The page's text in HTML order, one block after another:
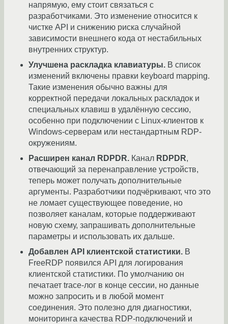
напрямую, ему стоит связаться с
разработчиками. Это изменение относится к
чистке API и снижению риска случайной
зависимости внешнего кода от нестабильных
внутренних структур.
Улучшена раскладка клавиатуры. В список
изменений включены правки keyboard mapping.
Такие изменения обычно важны для
корректной передачи локальных раскладок и
специальных клавиш в удалённую сессию,
особенно при подключении с Linux-клиентов к
Windows-серверам или нестандартным RDP-
окружениям.
Расширен канал RDPDR. Канал RDPDR,
отвечающий за перенаправление устройств,
теперь может получать дополнительные
аргументы. Разработчики подчёркивают, что это
не ломает существующее поведение, но
позволяет каналам, которые поддерживают
новую схему, запрашивать дополнительные
параметры и использовать их дальше.
Добавлен API клиентской статистики. В
FreeRDP появился API для логирования
клиентской статистики. По умолчанию он
печатает trace-лог в конце сессии, но данные
можно запросить и в любой момент
соединения. Это полезно для диагностики,
мониторинга качества RDP-подключений и